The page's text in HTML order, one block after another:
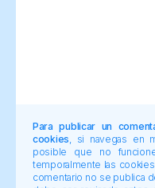
Para publicar un
cookies , si navegas en
posible que no
temporalmente las
comentario no se publica